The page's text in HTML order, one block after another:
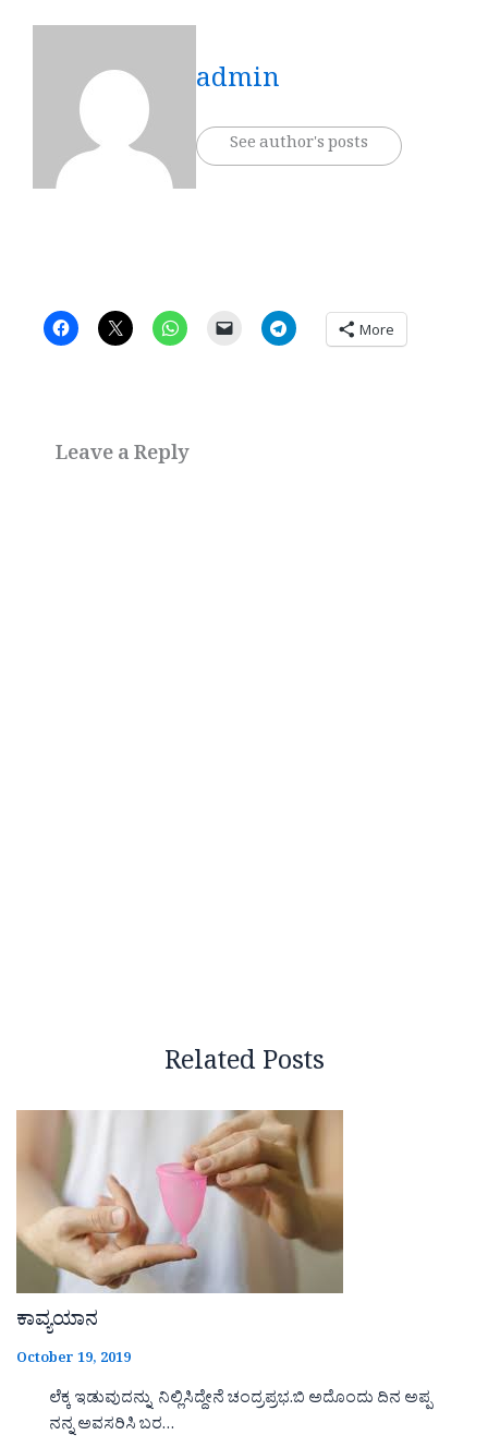
admin
See author's posts
More
Leave a Reply
Related Posts
ಕಾವ್ಯಯಾನ
October 19, 2019
ಲೆಕ್ಕ ಇಡುವುದನ್ನು ನಿಲ್ಲಿಸಿದ್ದೇನೆ ಚಂದ್ರಪ್ರಭ.ಬಿ ಅದೊಂದು ದಿನ ಅಪ್ಪ
ನನ್ನ ಅವಸರಿಸಿ ಬರ…